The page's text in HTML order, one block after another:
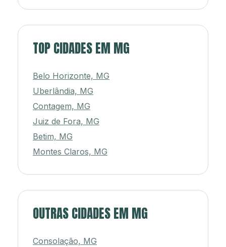
TOP CIDADES EM MG
Belo Horizonte, MG
Uberlândia, MG
Contagem, MG
Juiz de Fora, MG
Betim, MG
Montes Claros, MG
OUTRAS CIDADES EM MG
Consolação, MG